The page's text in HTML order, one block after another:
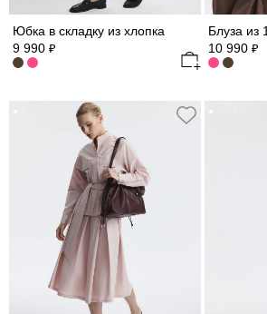
Юбка в складку из хлопка
9 990 ₽
10 990 ₽